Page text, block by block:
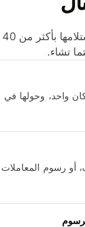
وفّر المال عند إرسال الأموال وإنفاقها واستلامها بأكثر من 40
تشاء.
واحد، وحولها في
رسوم المعاملات